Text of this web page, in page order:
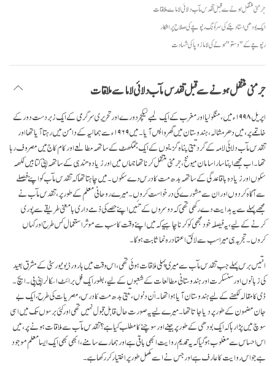
facebookجرمنی منتقل ہونے سے قبل تقدس مآب دلائی لاما سے ملاقات
ایک بودھی استاد بننے کی سرکونگ رنپوچے کی صلاح پر افکار
رنپوچے کے "وستو" ہونے کی لاما زوپا کی شہادت
جرمنی منتقل ہونے سے قبل تقدس مآب دلائی لاما سے ملاقات
اپریل ۱۹۹۸ء میں، منگولیا اور مغرب کے ایک لمبے لیکچر دورے اور تحریری سرگرمی کے ایک زبردست دور کے
خاتمے پر، میں دھرمشالہ، ہندوستان میں گھر واپس آیا۔ میں ۱۹۶۹ء سے ہمالیہ کے دامن میں رہتا آیا تھا اور
تقدس مآب دلائی لامہ کے گرد تبتی پناہ گزینوں کے ایک جمگھٹ کے ساتھہ مطالعے اور کام کاج میں مصروف رہا
تھا۔ اب مجھے اپنا سارا سامان میونخ، جرمنی منتقل کرنا تھا جہاں میں اور زیادہ تندہی کے ساتھہ اپنی کتابیں لکھہ
سکوں اور زیادہ باقاعدگی کے ساتھہ بدھ مت کا درس دے سکوں۔ میں چاہتا تھا کہ تقدس مآب کو اپنے فیصلے
سے آگاہ کردوں اور ان سے مشورے کی درخواست کروں۔ میرے روحانی معلم کے طور پر، تقدس مآب نے
مجھے پہلے سے یہ ہدایت دے رکھی تھی کہ دوسروں کے تئیں اپنے حصے کی ذمے داری بامعنی طریقے سے پوری
کرنے کے لیے، یہ فیصلہ خود مجھی کو کرنا چاہیے کہ میں اپنے وقت کا سب سے موثر استعمال کس طرح اور کہاں
کروں۔ تجربہ ہی میرا سب سے لائق اعتماد رہ نما ثابت ہوگا۔
انتیس برس پہلے جب تقدس مآب سے میری پہلی ملاقات ہوئی تھی، اس وقت میں ہارورڈ یونیورسٹی کے مشرق بعید
کی زبانوں اور سنسکرت اور ہندوستانی مطالعات کے شعبوں کے لیے، بطور ایک فل برائٹ اسکالر اپنی پی۔ ایچ۔
ڈی کا مقالہ لکھنے کے لیے ہندوستان آیا ہوا تھا۔ اُن دنوں، تبتی بدھ مت کا درس، مصریات کی طرح، ایک بے
جان مضمون کے طور پر دیا جاتا تھا۔ میرے لیے یہ صورت حال قابل قبول نہیں تھی اور کئی برسوں تک میں اسی
سوچ میں پڑا رہا کہ ایک بودھی کے طور پر جینے اور سوچنے کا مطلب کیا ہے؟ تقدس مآب سے ملاقات ہونے پر، میں
اس احساس سے مغلوب ہو گیا کہ یہ قدیم روایت ابھی باقی ہے اور ہمارے سامنے، ابھی بھی ایک ایسا معلم موجود
ہے جو اس روایت کا عارف ہے اور جس نے اسے مکمل طور پر اختیار کر رکھا ہے۔